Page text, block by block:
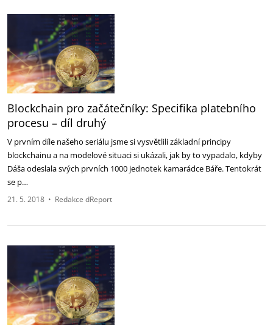
Blockchain pro začátečníky: Specifika platebního
procesu – díl druhý
V prvním díle našeho seriálu jsme si vysvětlili základní principy
blockchainu a na modelové situaci si ukázali, jak by to vypadalo, kdyby
Dáša odeslala svých prvních 1000 jednotek kamarádce Báře. Tentokrát
se p…
21. 5. 2018 • Redakce dReport